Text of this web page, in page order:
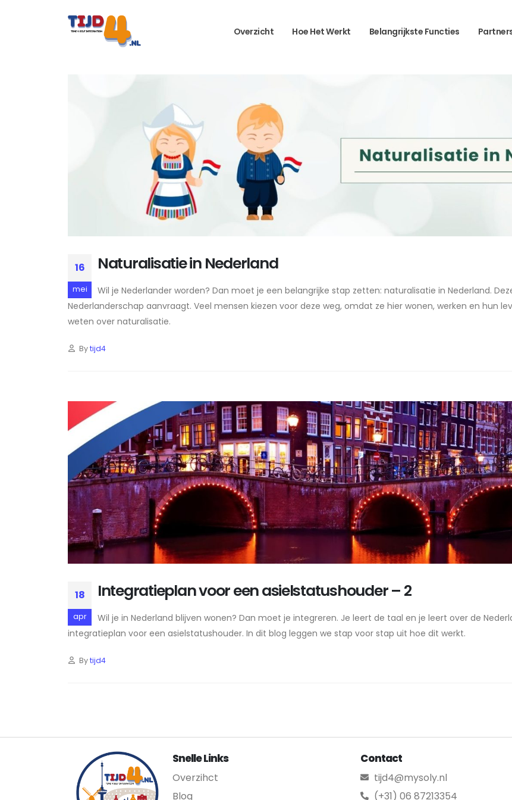
Overzicht Hoe Het Werkt Belangrijkste Functies
16
mei
Naturalisatie in Nederland
Wil je Nederlander worden? Dan moet je een belangrijke stap zetten: naturalisatie in Nederland.
Nederlanderschap aanvraagt. Veel mensen kiezen voor deze weg, omdat ze hier wonen, werken en hun
weten over naturalisatie.
Bytijd4
18
apr
Integratieplan voor een asielstatushouder – 2
Wil je in Nederland blijven wonen? Dan moet je integreren. Je leert de taal en je leert over de
integratieplan voor een asielstatushouder. In dit blog leggen we stap voor stap uit hoe dit werkt.
Bytijd4
Snelle Links
Overzihct
Blog
Contact
tijd4@mysoly.nl
(+31) 06 87213354